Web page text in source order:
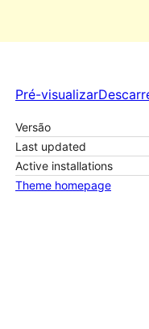
Pré-visualizar
Versão
Last updated
Active installations
Theme homepage